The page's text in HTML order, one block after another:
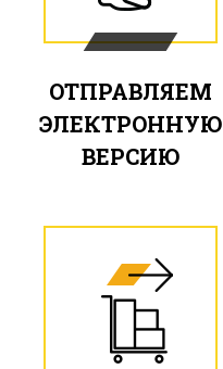
ОТПРАВЛЯЕМ
ЭЛЕКТРОННУЮ
ВЕРСИЮ